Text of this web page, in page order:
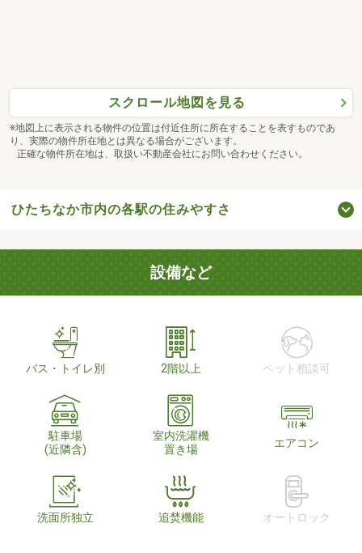
スクロール地図を見る
※地図上に表示される物件の位置は付近住所に所在することを表すものであ
り、実際の物件所在地とは異なる場合がございます。
正確な物件所在地は、取扱い不動産会社にお問い合わせください。
ひたちなか市内の各駅の住みやすさ
設備など
バス・トイレ別 2階以上 ペット相談可
駐車場
(近隣含)
室内洗濯機
置き場
エアコン
洗面所独立 追焚機能 オートロック